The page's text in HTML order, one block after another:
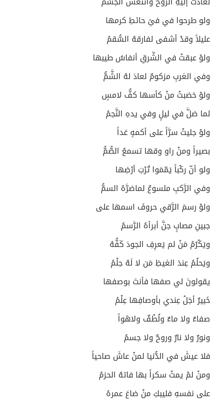
ولو طرحوا في فئِ حائطِ كرمها
عليلاً وقدْ أشفى لفارقهُ السُّقمُ
ولوْ عبقتْ في الشَّرقِ أنفاسُ طيبها
وفي الغربِ مزكومٌ لعادَ لهُ الشَّمُّ
ولوْ خضبتْ منْ كأسها كفُّ لامسٍ
لما ضلَّ في ليلٍ وفي يدهِ النَّجمُ
ولوْ جليتْ سرَّاً على أكمهٍ غداً
بصيراً ومنْ راو وقها تسمعُ الصُّمُّ
ولو أنّ ركْباً يَمّمَوا تُرْبَ أرْضِها
وفي الرَّكبِ ملسوعٌ لماضرَّهُ السمُّ
ولوْ رسمَ الرَّقي حروفَ اسمها على
جبينِ مصابٍ جنَّ أبرأهُ الرَّسمُ
ويَكْرُمُ مَنْ لم يَعرِفِ الجودَ كَفُّهُ
ويَحلُمُ عِندَ الغيظِ مَن لا لَهُ حِلْمُ
يقولونَ لي صفها فأنتَ بوصفها
خَبيرٌ أجَلْ عِندي بأوصافِها عِلْمُ
صفاءٌ ولا ماءٌ ولُطْفٌ ولاهَواً
ونورٌ ولا نارٌ وروحٌ ولا جسمُ
فلا عيشَ في الدُّنيا لمنْ عاشَ صاحياً
ومنْ لمْ يمتْ سكراً بها فاتهُ الحزمُ
على نفسهِ فليبكِ منْ ضاعَ عمرهُ